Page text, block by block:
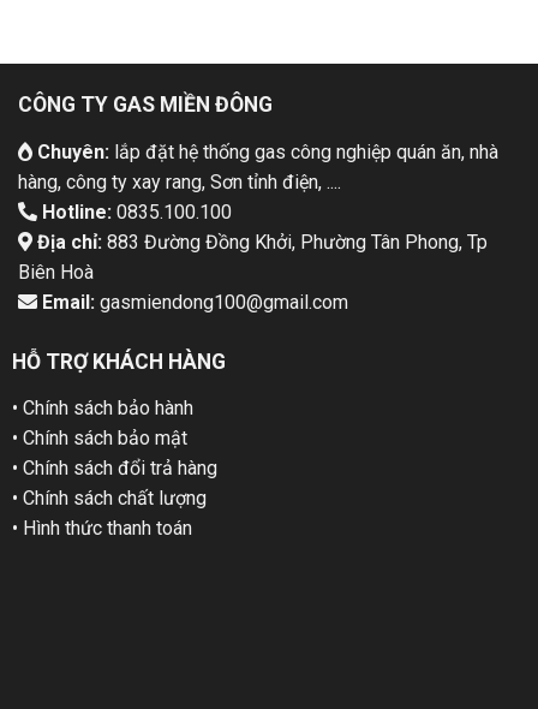
CÔNG TY GAS MIỀN ĐÔNG
Chuyên: lắp đặt hệ thống gas công nghiệp quán ăn, nhà
hàng, công ty xay rang, Sơn tỉnh điện, ....
Hotline: 0835.100.100
Địa chỉ: 883 Đường Đồng Khởi, Phường Tân Phong, Tp
Biên Hoà
Email: gasmiendong100@gmail.com
HỖ TRỢ KHÁCH HÀNG
• Chính sách bảo hành
• Chính sách bảo mật
• Chính sách đổi trả hàng
• Chính sách chất lượng
• Hình thức thanh toán